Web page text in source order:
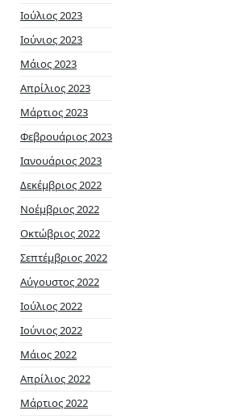
Ιούλιος 2023
Ιούνιος 2023
Μάιος 2023
Απρίλιος 2023
Μάρτιος 2023
Φεβρουάριος 2023
Ιανουάριος 2023
Δεκέμβριος 2022
Νοέμβριος 2022
Οκτώβριος 2022
Σεπτέμβριος 2022
Αύγουστος 2022
Ιούλιος 2022
Ιούνιος 2022
Μάιος 2022
Απρίλιος 2022
Μάρτιος 2022